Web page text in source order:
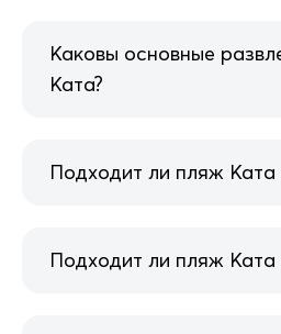
Каковы основные
Ката?
Подходит ли пляж Ката
Подходит ли пляж Ката